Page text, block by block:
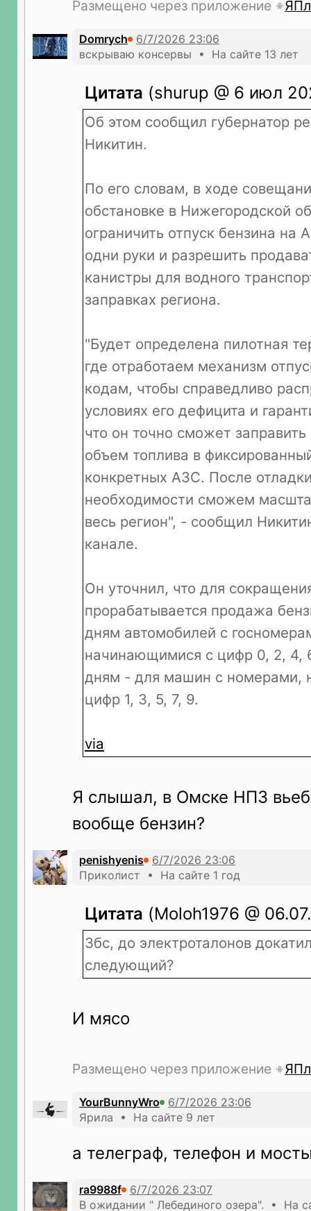
Размещено через приложение
Domrych
вскрываю консервы • На сайте 13 лет
Цитата (shurup @ 6 июл
Об этом сообщил губернатор
Никитин.
По его словам, в ходе
обстановке в Нижегородской
ограничить отпуск бензина на
одни руки и разрешить
канистры для водного
заправках региона.
"Будет определена пилотная
где отработаем механизм
кодам, чтобы справедливо
условиях его дефицита и
что он точно сможет
объем топлива в
конкретных АЗС. После
необходимости сможем
весь регион", - сообщил
канале.
Он уточнил, что для
прорабатывается продажа
дням автомобилей с
начинающимися с цифр 0, 2, 4,
дням - для машин с номерами,
цифр 1, 3, 5, 7, 9.
via
Я слышал, в Омске НПЗ
вообще бензин?
penishyenis
Приколист • На сайте 1 год
Цитата (Moloh1976 @
Збс, до электроталонов
следующий?
И мясо
Размещено через приложение
YourBunnyWro
Ярила • На сайте 9 лет
а телеграф, телефон и
ra9988f
В ожидании " Лебединого озера". • На